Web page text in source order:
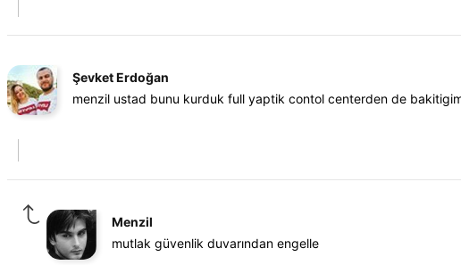
Şevket Erdoğan
menzil ustad bunu kurduk full yaptik contol centerden de
Menzil
mutlak güvenlik duvarından engelle